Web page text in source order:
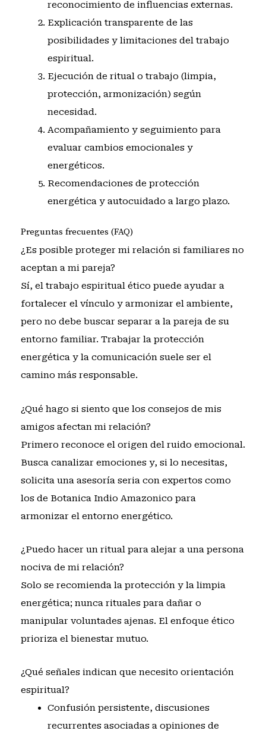
reconocimiento de influencias externas.
Explicación transparente de las
posibilidades y limitaciones del trabajo
espiritual.
Ejecución de ritual o trabajo (limpia,
protección, armonización) según
necesidad.
Acompañamiento y seguimiento para
evaluar cambios emocionales y
energéticos.
Recomendaciones de protección
energética y autocuidado a largo plazo.
Preguntas frecuentes (FAQ)
¿Es posible proteger mi relación si familiares no
aceptan a mi pareja?
Sí, el trabajo espiritual ético puede ayudar a
fortalecer el vínculo y armonizar el ambiente,
pero no debe buscar separar a la pareja de su
entorno familiar. Trabajar la protección
energética y la comunicación suele ser el
camino más responsable.
¿Qué hago si siento que los consejos de mis
amigos afectan mi relación?
Primero reconoce el origen del ruido emocional.
Busca canalizar emociones y, si lo necesitas,
solicita una asesoría seria con expertos como
los de Botanica Indio Amazonico para
armonizar el entorno energético.
¿Puedo hacer un ritual para alejar a una persona
nociva de mi relación?
Solo se recomienda la protección y la limpia
energética; nunca rituales para dañar o
manipular voluntades ajenas. El enfoque ético
prioriza el bienestar mutuo.
¿Qué señales indican que necesito orientación
espiritual?
Confusión persistente, discusiones
recurrentes asociadas a opiniones de